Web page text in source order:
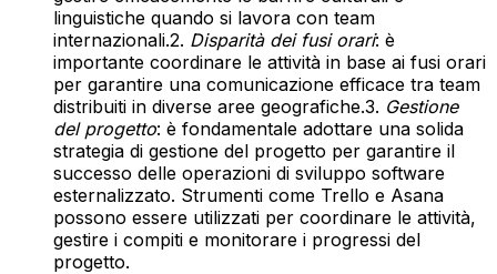
linguistiche quando si lavora con team
internazionali.2. Disparità dei fusi orari: è
importante coordinare le attività in base ai fusi orari
per garantire una comunicazione efficace tra team
distribuiti in diverse aree geografiche.3. Gestione
del progetto: è fondamentale adottare una solida
strategia di gestione del progetto per garantire il
successo delle operazioni di sviluppo software
esternalizzato. Strumenti come Trello e Asana
possono essere utilizzati per coordinare le attività,
gestire i compiti e monitorare i progressi del
progetto.